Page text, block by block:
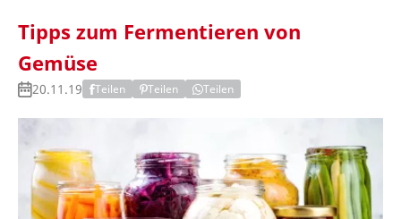
Tipps zum Fermentieren von
Gemüse
20.11.19 Teilen Teilen Teilen